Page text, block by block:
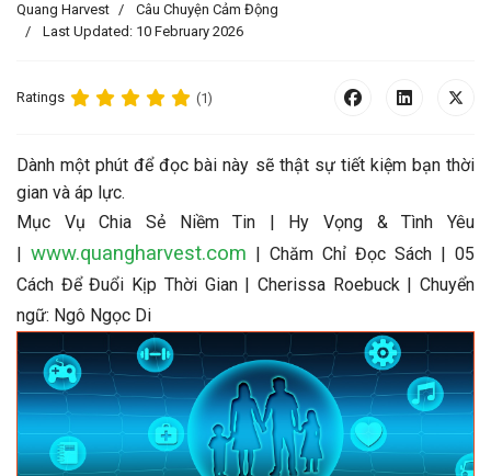
Quang Harvest
Câu Chuyện Cảm Động
Last Updated: 10 February 2026
Ratings (1)
Dành một phút để đọc bài này sẽ thật sự tiết kiệm bạn thời
gian và áp lực.
Mục Vụ Chia Sẻ Niềm Tin | Hy Vọng & Tình Yêu
| www.quangharvest.com | Chăm Chỉ Đọc Sách | 05
Cách Để Đuổi Kịp Thời Gian | Cherissa Roebuck | Chuyển
ngữ: Ngô Ngọc Di